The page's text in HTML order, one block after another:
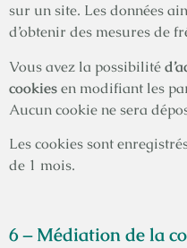
sur un site. Les données
d’obtenir des mesures de
Vous avez la possibilité
cookiesen modifiant les
Aucun cookie ne sera
Les cookies sont
de 1 mois.
6 – Médiation de la